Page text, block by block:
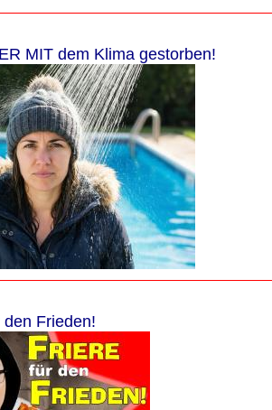
MIT dem Klima gestorben!
den Frieden!